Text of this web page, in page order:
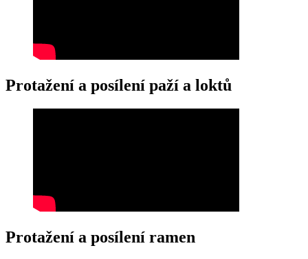
Protažení a posílení paží a loktů
Protažení a posílení ramen